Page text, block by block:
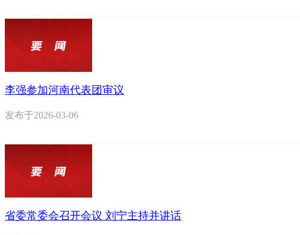
李强参加河南代表团审议
发布于2026-03-06
省委常委会召开会议 刘宁主持并讲话